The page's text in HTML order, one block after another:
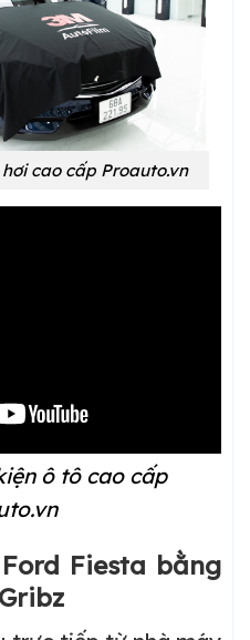
cao cấp Proauto.vn
ô tô cao cấp
Fiesta bằng